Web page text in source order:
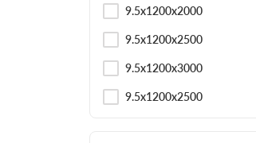
9.5x1200x2000
9.5x1200x2500
9.5x1200x3000
9.5х1200х2500